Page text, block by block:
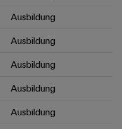
Ausbildung
Ausbildung
Ausbildung
Ausbildung
Ausbildung